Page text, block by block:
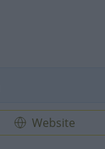
Website